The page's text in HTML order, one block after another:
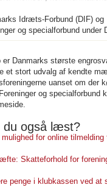
Idræts-Forbund (DIF)
og specialforbund
er Danmarks største
et stort udvalg af kendte
uanset om der
og specialforbund
du også læst?
for online
Skatteforhold for
penge i klubkassen ved